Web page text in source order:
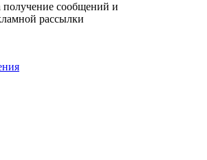
получение сообщений и
рассылки